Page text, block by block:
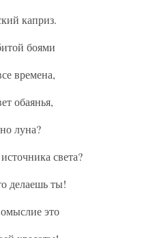
каприз.
боями
времена,
обаянья,
луна?
света?
делаешь ты!
это